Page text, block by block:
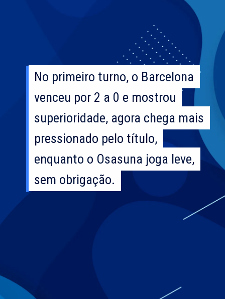
No primeiro turno, o Barcelona
venceu por 2 a 0 e mostrou
superioridade, agora chega mais
pressionado pelo título,
enquanto o Osasuna joga leve,
sem obrigação.
No primeiro turno, o Barcelona
venceu por 2 a 0 e mostrou
superioridade, agora chega mais
pressionado pelo título,
enquanto o Osasuna joga leve,
sem obrigação.